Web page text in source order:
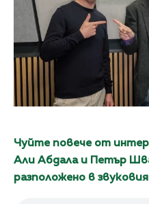
Чуйте повече от
Али Абдала и Петър
разположено в